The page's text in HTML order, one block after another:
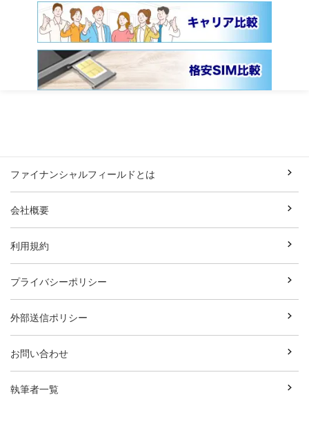
ファイナンシャルフィールドとは
会社概要
利用規約
プライバシーポリシー
外部送信ポリシー
お問い合わせ
執筆者一覧